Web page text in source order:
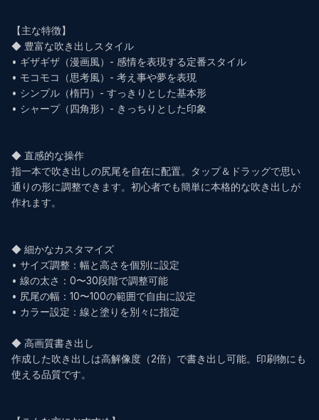
【主な特徴】
◆ 豊富な吹き出しスタイル
• ギザギザ（漫画風）- 感情を表現する定番スタイル
• モコモコ（思考風）- 考え事や夢を表現
• シンプル（楕円）- すっきりとした基本形
• シャープ（四角形）- きっちりとした印象
◆ 直感的な操作
指一本で吹き出しの尻尾を自在に配置。タップ＆ドラッグで思い
通りの形に調整できます。初心者でも簡単に本格的な吹き出しが
作れます。
◆ 細かなカスタマイズ
• サイズ調整：幅と高さを個別に設定
• 線の太さ：0〜30段階で調整可能
• 尻尾の幅：10〜100の範囲で自由に設定
• カラー設定：線と塗りを別々に指定
◆ 高画質書き出し
作成した吹き出しは高解像度（2倍）で書き出し可能。印刷物にも
使える品質です。